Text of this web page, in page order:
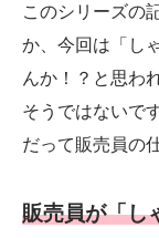
このシリーズの
か、今回は「し
んか！？と思わ
そうではないで
だって販売員の
販売員が「し